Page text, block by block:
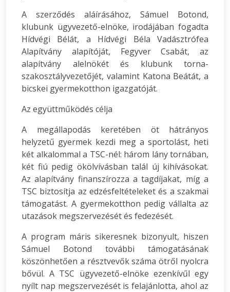
A szerződés aláírásához, Sámuel Botond,
klubunk ügyvezető-elnöke, irodájában fogadta
Hídvégi Bélát, a Hídvégi Béla Vadásztrófea
Alapítvány alapítóját, Fegyver Csabát, az
alapítvány alelnökét és klubunk torna-
szakosztályvezetőjét, valamint Katona Beátát, a
bicskei gyermekotthon igazgatóját.
Az együttműködés célja
A megállapodás keretében öt hátrányos
helyzetű gyermek kezdi meg a sportolást, heti
két alkalommal a TSC-nél: három lány tornában,
két fiú pedig ökölvívásban talál új kihívásokat.
Az alapítvány finanszírozza a tagdíjakat, míg a
TSC biztosítja az edzésfeltételeket és a szakmai
támogatást. A gyermekotthon pedig vállalta az
utazások megszervezését és fedezését.
A program máris sikeresnek bizonyult, hiszen
Sámuel Botond további támogatásának
köszönhetően a résztvevők száma ötről nyolcra
bővül. A TSC ügyvezető-elnöke ezenkívűl egy
nyílt nap megszervezését is felajánlotta, ahol az